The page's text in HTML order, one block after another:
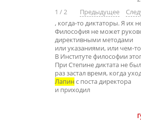
1 /2 Предыдущее
, когда-то диктаторы. Я их
Философия не может
директивными методами
или указаниями, или чем-
В Институте философии
При Степине диктата не
раз застал время, когда
Лапин с поста директора
и приходил